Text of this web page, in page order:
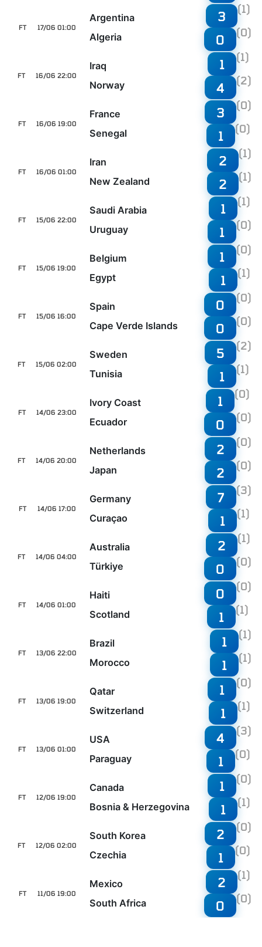
17/06 01:00
FT
Argentina
Algeria
3 (1)
0 (0)
16/06 22:00
FT
Iraq
Norway
1 (1)
4 (2)
16/06 19:00
FT
France
Senegal
3 (0)
1 (0)
16/06 01:00
FT
Iran
New Zealand
2 (1)
2 (1)
15/06 22:00
FT
Saudi Arabia
Uruguay
1 (1)
1 (0)
15/06 19:00
FT
Belgium
Egypt
1 (0)
1 (1)
15/06 16:00
FT
Spain
Cape Verde Islands
0 (0)
0 (0)
15/06 02:00
FT
Sweden
Tunisia
5 (2)
1 (1)
14/06 23:00
FT
Ivory Coast
Ecuador
1 (0)
0 (0)
14/06 20:00
FT
Netherlands
Japan
2 (0)
2 (0)
14/06 17:00
FT
Germany
Curaçao
7 (3)
1 (1)
14/06 04:00
FT
Australia
Türkiye
2 (1)
0 (0)
14/06 01:00
FT
Haiti
Scotland
0 (0)
1 (1)
13/06 22:00
FT
Brazil
Morocco
1 (1)
1 (1)
13/06 19:00
FT
Qatar
Switzerland
1 (0)
1 (1)
13/06 01:00
FT
USA
Paraguay
4 (3)
1 (0)
12/06 19:00
FT
Canada
Bosnia & Herzegovina
1 (0)
1 (1)
12/06 02:00
FT
South Korea
Czechia
2 (0)
1 (0)
11/06 19:00
FT
Mexico
South Africa
2 (1)
0 (0)